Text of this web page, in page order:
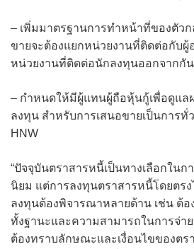
– เพิ่มมาตรฐานการทำหน้าที่ของตัวก
ขายจะต้องแยกหน่วยงานที่ติดต่อกับผู้
หน่วยงานที่ติดต่อนักลงทุนออกจากกัน
– กำหนดให้มีผู้แทนผู้ถือหุ้นกู้เพื่อดูแล
ลงทุน สำหรับการเสนอขายเป็นการทั่
HNW
“ปัจจุบันตราสารหนี้เป็นทางเลือกใน
นิยม แต่การลงทุนตราสารหนี้โดยตรง
ลงทุนต้องพิจารณาหลายด้าน เช่น ต้อ
ทั้งฐานะและความสามารถในการจ่า
ต้องทราบลักษณะและเงื่อนไขของต